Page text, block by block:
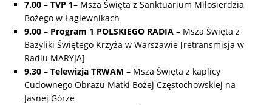
7.00 – TVP 1– Msza Święta z Sanktuarium Miłosierdzia
Bożego w Łagiewnikach
9.00 – Program 1 POLSKIEGO RADIA – Msza Święta z
Bazyliki Świętego Krzyża w Warszawie [retransmisja w
Radiu MARYJA]
9.30 – Telewizja TRWAM – Msza Święta z kaplicy
Cudownego Obrazu Matki Bożej Częstochowskiej na
Jasnej Górze